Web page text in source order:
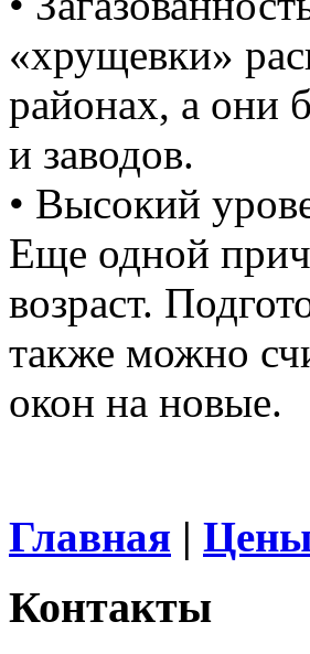
«хрущевки»
районах, а они
и заводов.
• Высокий
Еще одной
возраст.
также можно
окон на новые.
Главная |
Контакты